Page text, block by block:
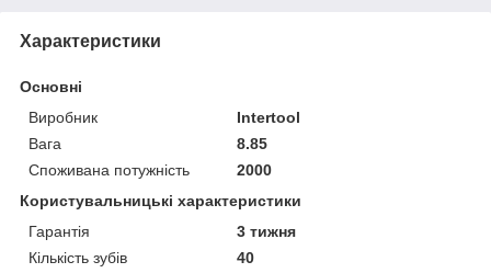
Характеристики
Основні
Виробник
Intertool
Вага
8.85
Споживана потужність
2000
Користувальницькі характеристики
Гарантія
3 тижня
Кількість зубів
40